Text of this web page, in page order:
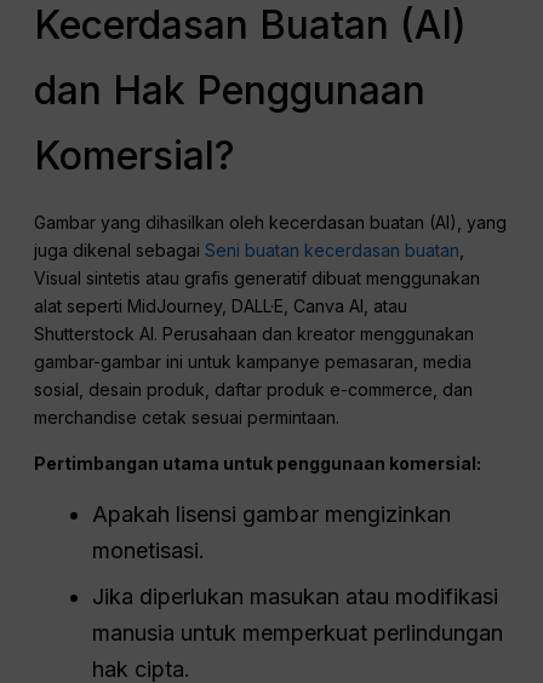
Kecerdasan Buatan (AI)
dan Hak Penggunaan
Komersial?
Gambar yang dihasilkan oleh kecerdasan buatan (AI), yang
juga dikenal sebagaiSeni buatan kecerdasan buatan,
Visual sintetis atau grafis generatif dibuat menggunakan
alat seperti MidJourney, DALL·E, Canva AI, atau
Shutterstock AI. Perusahaan dan kreator menggunakan
gambar-gambar ini untuk kampanye pemasaran, media
sosial, desain produk, daftar produk e-commerce, dan
merchandise cetak sesuai permintaan.
Pertimbangan utama untuk penggunaan komersial:
Apakah lisensi gambar mengizinkan
monetisasi.
Jika diperlukan masukan atau modifikasi
manusia untuk memperkuat perlindungan
hak cipta.